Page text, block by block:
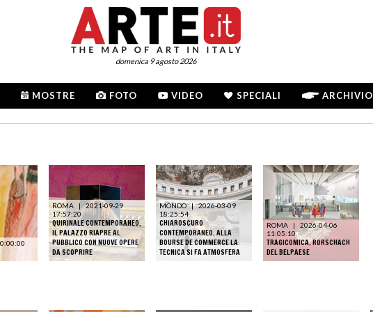
domenica 9 agosto 2026
MOSTRE FOTO VIDEO SPECIALI ARCHIVIO
ROMA |
2021-09-29
17:57:20
QUIRINALE CONTEMPORANEO.
IL PALAZZO RIAPRE AL
PUBBLICO CON NUOVE OPERE
DA SCOPRIRE
MONDO | 2026-03-09
18:25:54
CHIAROSCURO
CONTEMPORANEO. ALLA
BOURSE DE COMMERCE LA
TECNICA SI FA ATMOSFERA
ROMA |
2026-04-06
11:05:10
TRAGICOMICA. RORSCHACH
DEL BELPAESE